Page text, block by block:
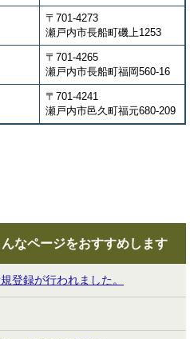
〒701-4273
瀬戸内市長船町磯上1253
〒701-4265
瀬戸内市長船町福岡560-16
〒701-4241
瀬戸内市邑久町福元680-209
んなページをおすすめします
登録が行われました。